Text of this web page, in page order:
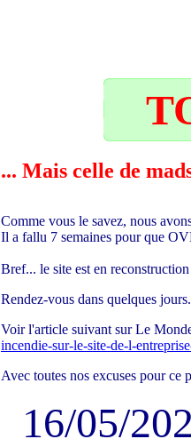
... Mais celle de
Comme vous le savez, nous
Il a fallu 7 semaines pour que
Bref... le site est en
Rendez-vous dans quelques jours.
Voir l'article suivant sur Le
incendie-sur-le-site-de-l-
Avec toutes nos excuses pour ce
16/05/